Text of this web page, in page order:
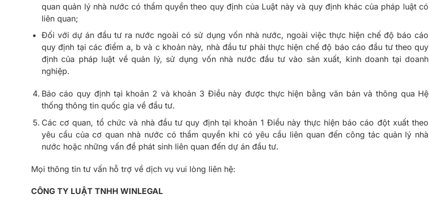
quan quản lý nhà nước có thẩm quyền theo quy định của Luật này và quy định khác của pháp luật có
liên quan;
Đối với dự án đầu tư ra nước ngoài có sử dụng vốn nhà nước, ngoài việc thực hiện chế độ báo cáo
quy định tại các điểm a, b và c khoản này, nhà đầu tư phải thực hiện chế độ báo cáo đầu tư theo quy
định của pháp luật về quản lý, sử dụng vốn nhà nước đầu tư vào sản xuất, kinh doanh tại doanh
nghiệp.
Báo cáo quy định tại khoản 2 và khoản 3 Điều này được thực hiện bằng văn bản và thông qua Hệ
thống thông tin quốc gia về đầu tư.
Các cơ quan, tổ chức và nhà đầu tư quy định tại khoản 1 Điều này thực hiện báo cáo đột xuất theo
yêu cầu của cơ quan nhà nước có thẩm quyền khi có yêu cầu liên quan đến công tác quản lý nhà
nước hoặc những vấn đề phát sinh liên quan đến dự án đầu tư.
Mọi thông tin tư vấn hỗ trợ về dịch vụ vui lòng liên hệ:
CÔNG TY LUẬT TNHH WINLEGAL